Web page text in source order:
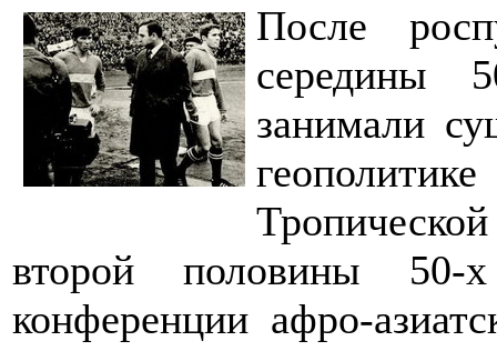
После
середины
занимали
второй половины 50-
конференции афро-